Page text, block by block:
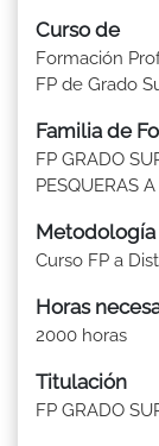
Curso de
Formación
FP de Grado
Familia de
FP GRADO
PESQUERAS
Metodología
Curso FP a
Horas
2000 horas
Titulación
FP GRADO